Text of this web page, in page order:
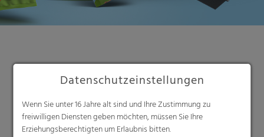
Datenschutzeinstellungen
Wenn Sie unter 16 Jahre alt sind und Ihre Zustimmung zu
freiwilligen Diensten geben möchten, müssen Sie Ihre
Erziehungsberechtigten um Erlaubnis bitten.